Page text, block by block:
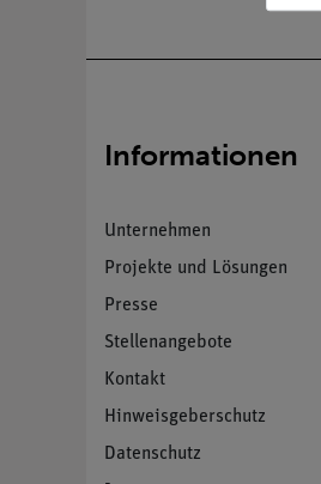
Informationen
Unternehmen
Projekte und Lösungen
Presse
Stellenangebote
Kontakt
Hinweisgeberschutz
Datenschutz